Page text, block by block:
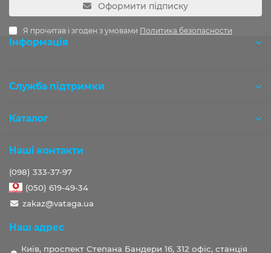
Оформити підписку
Я прочитав і згоден з умовами Политика безопасности
Інформація
Служба підтримки
Каталог
Наші контакти
(098) 333-37-97
(050) 619-49-34
zakaz@vataga.ua
Наш адрес
Київ, проспект Степана Бандери 16, 312 офіс, станція